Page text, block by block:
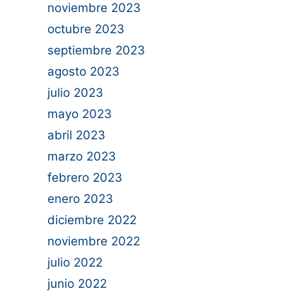
noviembre 2023
octubre 2023
septiembre 2023
agosto 2023
julio 2023
mayo 2023
abril 2023
marzo 2023
febrero 2023
enero 2023
diciembre 2022
noviembre 2022
julio 2022
junio 2022